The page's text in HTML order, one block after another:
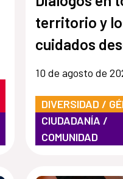
territorio y
cuidados
mirada de
10 de agosto de
DIVERSIDAD /
CIUDADANÍA /
COMUNIDAD